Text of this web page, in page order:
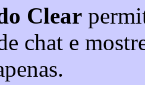
Clear
chat e